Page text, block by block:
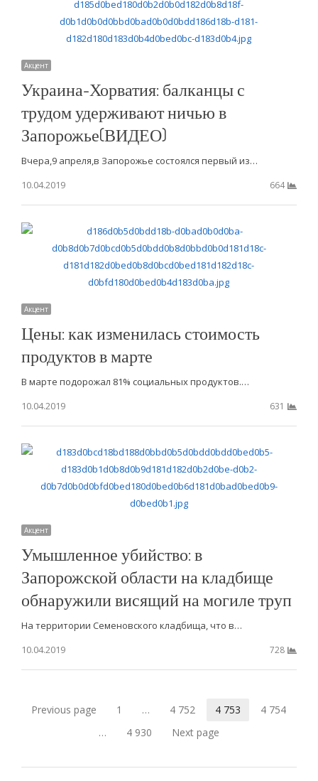
Акцент
Украина-Хорватия: балканцы с
трудом удерживают ничью в
Запорожье(ВИДЕО)
Вчера,9 апреля,в Запорожье состоялся первый из…
10.04.2019
664
Акцент
Цены: как изменилась стоимость
продуктов в марте
В марте подорожал 81% социальных продуктов.…
10.04.2019
631
Акцент
Умышленное убийство: в
Запорожской области на кладбище
обнаружили висящий на могиле труп
На территории Семеновского кладбища, что в…
10.04.2019
728
Навигация
записям
Previous page Страница
1 … Страница
4 752 Страница
4 753 Страница
4 754
…
Страница
4 930 Next page